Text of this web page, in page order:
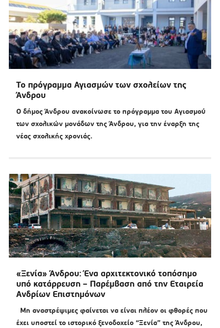
Το πρόγραμμα Αγιασμών των σχολείων της
Άνδρου
Ο δήμος Άνδρου ανακοίνωσε το πρόγραμμα του Αγιασμού
των σχολικών μονάδων της Άνδρου, για την έναρξη της
νέας σχολικής χρονιάς.
«Ξενία» Άνδρου: Ένα αρχιτεκτονικό τοπόσημο
υπό κατάρρευση – Παρέμβαση από την Εταιρεία
Ανδρίων Επιστημόνων
Μη αναστρέψιμες φαίνεται να είναι πλέον οι φθορές που
έχει υποστεί το ιστορικό ξενοδοχείο “Ξενία” της Άνδρου,